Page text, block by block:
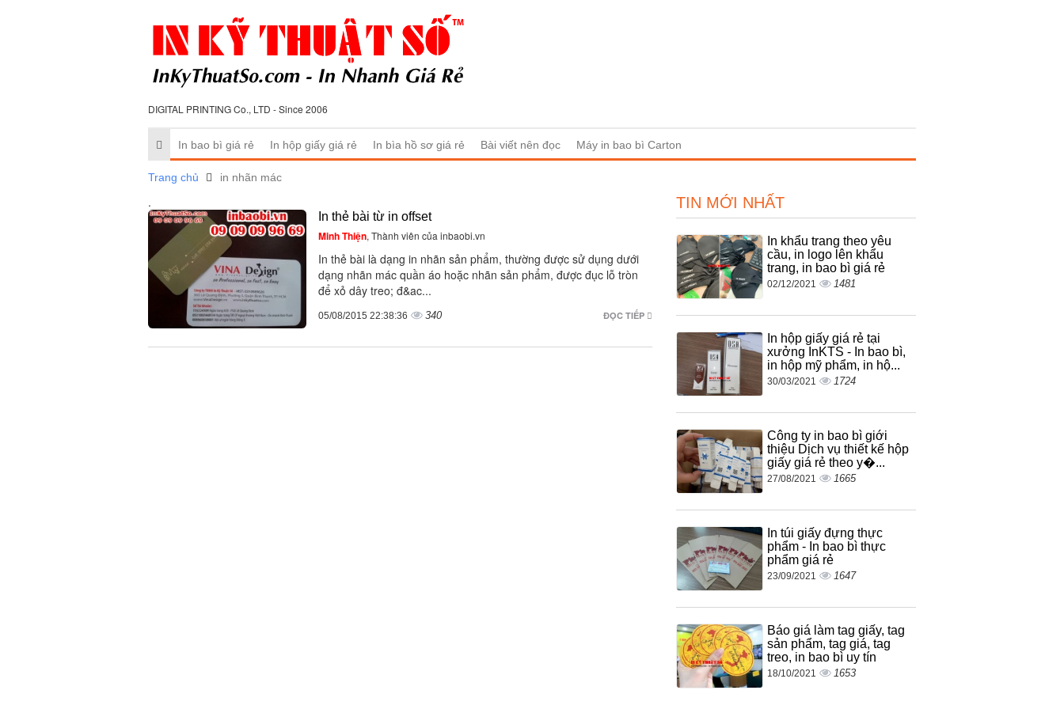
DIGITAL PRINTING Co., LTD - Since 2006
In bao bì giá rẻ In hộp giấy giá rẻ In bìa hồ sơ giá rẻ Bài viết nên đọc Máy in bao bì Carton
Trang chủ in nhãn mác
.
In thẻ bài từ in offset
Minh Thiện, Thành viên của inbaobi.vn
In thẻ bài là dạng in nhãn sản phẩm, thường được sử dụng dưới
dạng nhãn mác quần áo hoặc nhãn sản phẩm, được đục lỗ tròn
để xỏ dây treo; đ&ac...
ĐỌC TIẾP
05/08/2015 22:38:36 340
TIN MỚI NHẤT
In khẩu trang theo yêu
cầu, in logo lên khẩu
trang, in bao bì giá rẻ
02/12/2021 1481
In hộp giấy giá rẻ tại
xưởng InKTS - In bao bì,
in hộp mỹ phẩm, in hộ...
30/03/2021 1724
Công ty in bao bì giới
thiệu Dịch vụ thiết kế hộp
giấy giá rẻ theo y�...
27/08/2021 1665
In túi giấy đựng thực
phẩm - In bao bì thực
phẩm giá rẻ
23/09/2021 1647
Báo giá làm tag giấy, tag
sản phẩm, tag giá, tag
treo, in bao bì uy tín
18/10/2021 1653